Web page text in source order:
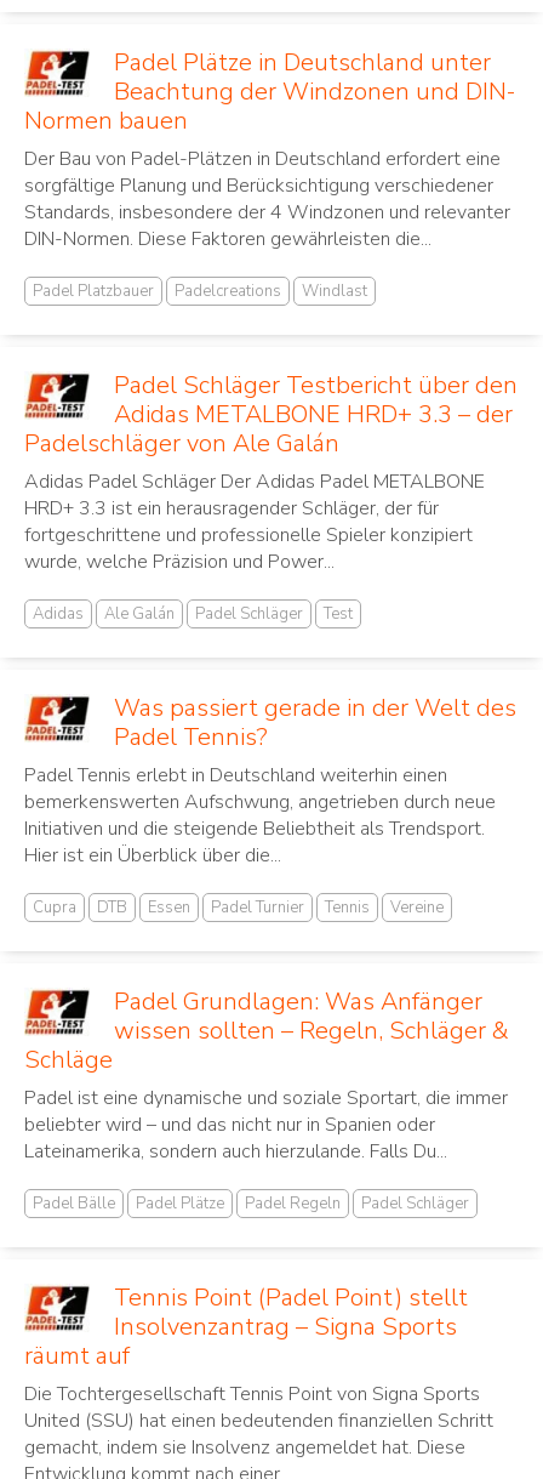
Padel Plätze in Deutschland unter
Beachtung der Windzonen und DIN-
Normen bauen
Der Bau von Padel-Plätzen in Deutschland erfordert eine
sorgfältige Planung und Berücksichtigung verschiedener
Standards, insbesondere der 4 Windzonen und relevanter
DIN-Normen. Diese Faktoren gewährleisten die...
Padel Platzbauer Padelcreations Windlast
Padel Schläger Testbericht über den
Adidas METALBONE HRD+ 3.3 – der
Padelschläger von Ale Galán
Adidas Padel Schläger Der Adidas Padel METALBONE
HRD+ 3.3 ist ein herausragender Schläger, der für
fortgeschrittene und professionelle Spieler konzipiert
wurde, welche Präzision und Power...
Adidas Ale Galán Padel Schläger Test
Was passiert gerade in der Welt des
Padel Tennis?
Padel Tennis erlebt in Deutschland weiterhin einen
bemerkenswerten Aufschwung, angetrieben durch neue
Initiativen und die steigende Beliebtheit als Trendsport.
Hier ist ein Überblick über die...
Cupra DTB Essen Padel Turnier Tennis Vereine
Padel Grundlagen: Was Anfänger
wissen sollten – Regeln, Schläger &
Schläge
Padel ist eine dynamische und soziale Sportart, die immer
beliebter wird – und das nicht nur in Spanien oder
Lateinamerika, sondern auch hierzulande. Falls Du...
Padel Bälle Padel Plätze Padel Regeln Padel Schläger
Tennis Point (Padel Point) stellt
Insolvenzantrag – Signa Sports
räumt auf
Die Tochtergesellschaft Tennis Point von Signa Sports
United (SSU) hat einen bedeutenden finanziellen Schritt
gemacht, indem sie Insolvenz angemeldet hat. Diese